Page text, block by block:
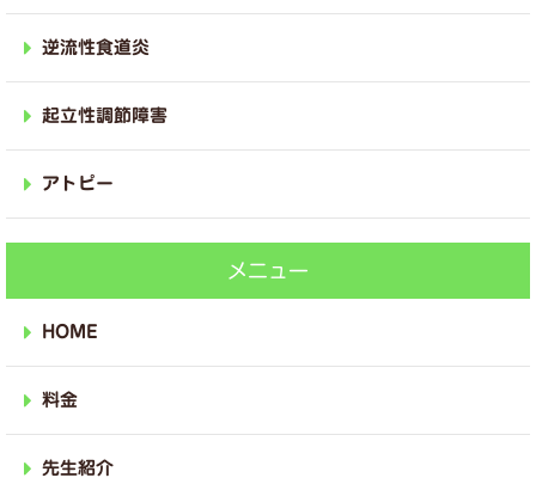
逆流性食道炎
起立性調節障害
アトピー
メニュー
HOME
料金
先生紹介